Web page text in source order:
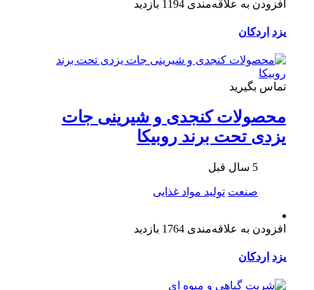
افزودن به علاقه‌مندی 1194 بازدید
یزد اردکان
تماس بگیرید
محصولات کنجدی و شیرینی جات
یزدی تحت برند روبیکا
5 سال قبل
صنعت تولید مواد غذایی
افزودن به علاقه‌مندی 1764 بازدید
یزد اردکان